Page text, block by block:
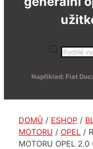
Například: Fiat
DOMŮ / ESHOP /
MOTORU / OPEL /
MOTORU OPEL 2.0